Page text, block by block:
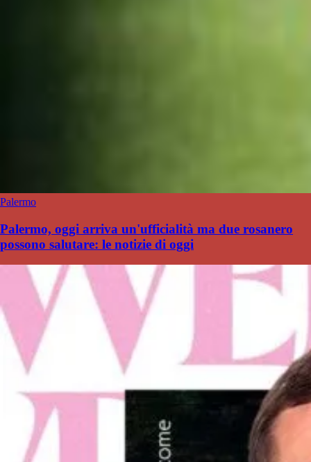
Palermo
Palermo, oggi arriva un'ufficialità ma due rosanero
possono salutare: le notizie di oggi